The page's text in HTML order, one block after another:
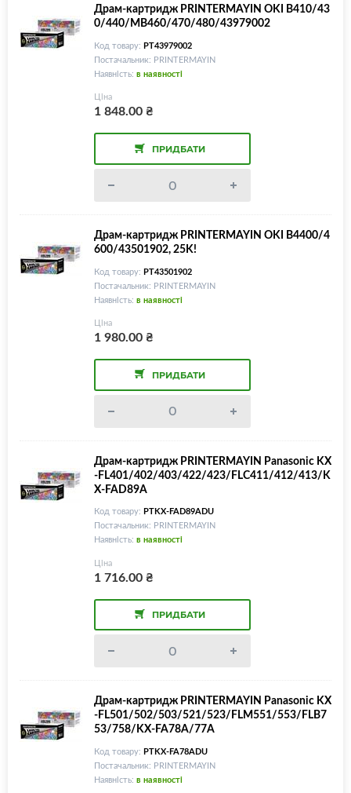
Драм-картридж PRINTERMAYIN OKI B410/43
0/440/MB460/470/480/43979002
Код товару: PT43979002
Постачальник: PRINTERMAYIN
Наявність: в наявності
Ціна
1 848.00₴
ПРИДБАТИ
Драм-картридж PRINTERMAYIN OKI B4400/4
600/43501902, 25K!
Код товару: PT43501902
Постачальник: PRINTERMAYIN
Наявність: в наявності
Ціна
1 980.00₴
ПРИДБАТИ
Драм-картридж PRINTERMAYIN Panasonic KX
-FL401/402/403/422/423/FLC411/412/413/K
X-FAD89A
Код товару: PTKX-FAD89ADU
Постачальник: PRINTERMAYIN
Наявність: в наявності
Ціна
1 716.00₴
ПРИДБАТИ
Драм-картридж PRINTERMAYIN Panasonic KX
-FL501/502/503/521/523/FLM551/553/FLB7
53/758/KX-FA78A/77A
Код товару: PTKX-FA78ADU
Постачальник: PRINTERMAYIN
Наявність: в наявності